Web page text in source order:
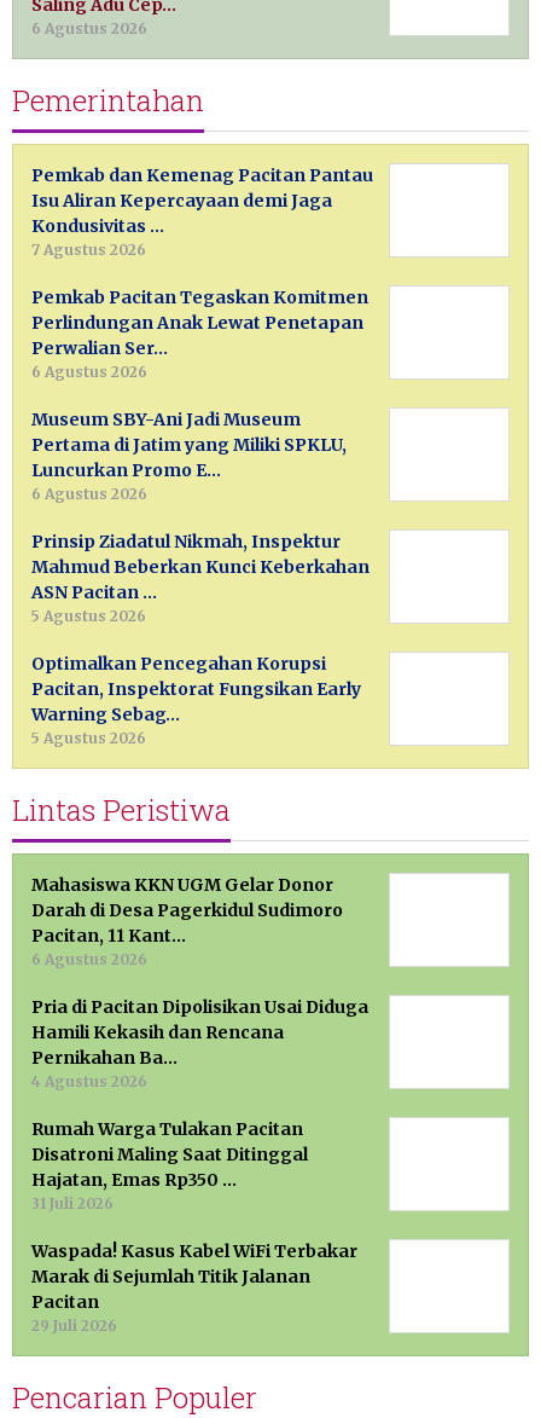
Saling Adu Cep…
6 Agustus 2026
Pemerintahan
Pemkab dan Kemenag Pacitan Pantau
Isu Aliran Kepercayaan demi Jaga
Kondusivitas …
7 Agustus 2026
Pemkab Pacitan Tegaskan Komitmen
Perlindungan Anak Lewat Penetapan
Perwalian Ser…
6 Agustus 2026
Museum SBY-Ani Jadi Museum
Pertama di Jatim yang Miliki SPKLU,
Luncurkan Promo E…
6 Agustus 2026
Prinsip Ziadatul Nikmah, Inspektur
Mahmud Beberkan Kunci Keberkahan
ASN Pacitan …
5 Agustus 2026
Optimalkan Pencegahan Korupsi
Pacitan, Inspektorat Fungsikan Early
Warning Sebag…
5 Agustus 2026
Lintas Peristiwa
Mahasiswa KKN UGM Gelar Donor
Darah di Desa Pagerkidul Sudimoro
Pacitan, 11 Kant…
6 Agustus 2026
Pria di Pacitan Dipolisikan Usai Diduga
Hamili Kekasih dan Rencana
Pernikahan Ba…
4 Agustus 2026
Rumah Warga Tulakan Pacitan
Disatroni Maling Saat Ditinggal
Hajatan, Emas Rp350 …
31 Juli 2026
Waspada! Kasus Kabel WiFi Terbakar
Marak di Sejumlah Titik Jalanan
Pacitan
29 Juli 2026
Pencarian Populer